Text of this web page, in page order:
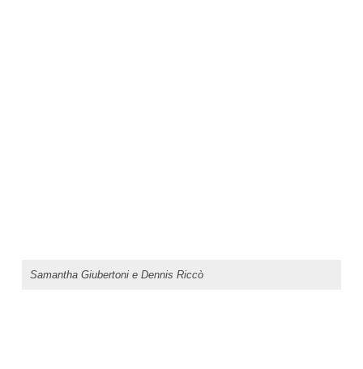
Samantha Giubertoni e Dennis Riccò